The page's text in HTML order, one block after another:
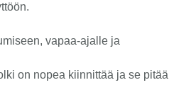
vapaa-ajalle ja
on nopea kiinnittää ja se pitää